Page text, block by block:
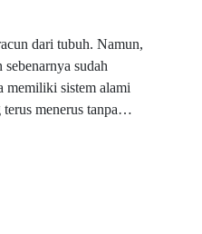
dari tubuh. Namun,
sudah
memiliki sistem alami
terus menerus tanpa…